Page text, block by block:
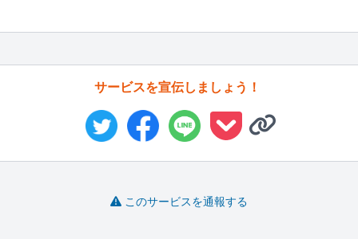
サービスを宣伝しましょう！
このサービスを通報する